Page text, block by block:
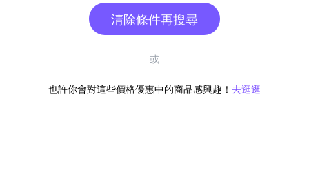
清除條件再搜尋
或
也許你會對這些價格優惠中的商品感興趣！ 去逛逛